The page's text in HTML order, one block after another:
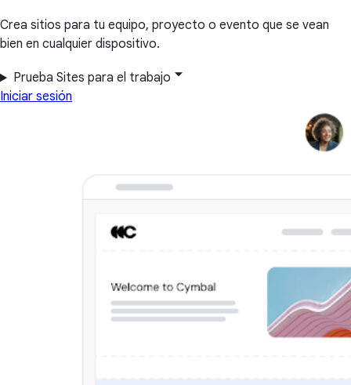
Crea sitios para tu equipo, proyecto o evento que se vean
bien en cualquier dispositivo.
Prueba Sites para el trabajo
Iniciar sesión